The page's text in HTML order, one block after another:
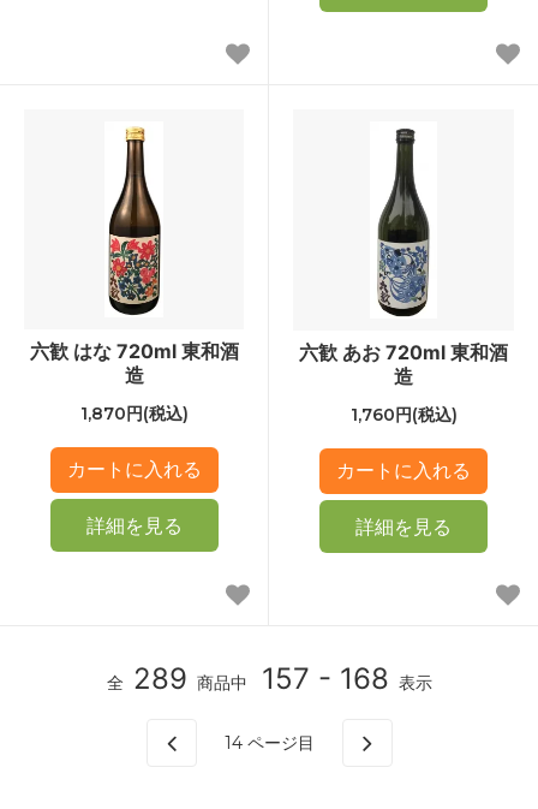
六歓 はな 720ml 東和酒
造
1,870円(税込)
詳細を見る
六歓 あお 720ml 東和酒
造
1,760円(税込)
詳細を見る
全 289 商品中 157 - 168 表示
14 ページ目